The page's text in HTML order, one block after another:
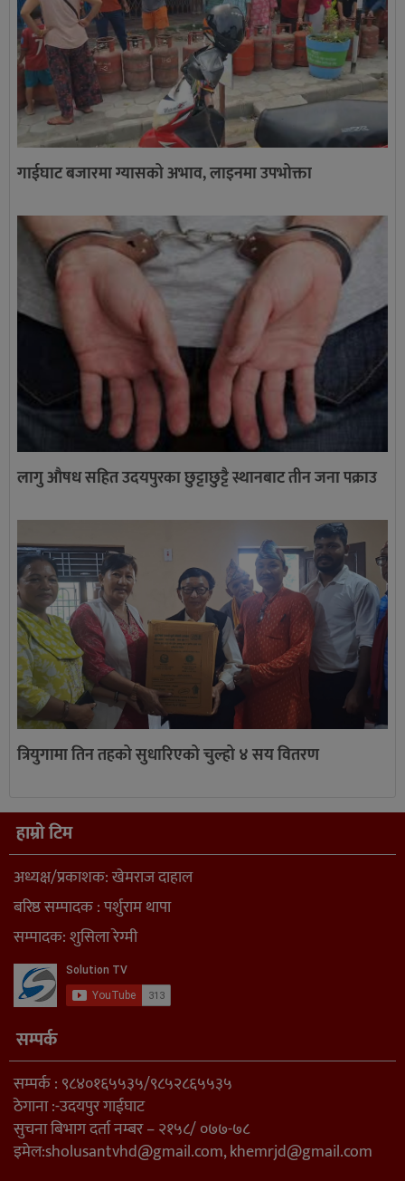
गाईघाट बजारमा ग्यासको अभाव, लाइनमा उपभोक्ता
लागु औषध सहित उदयपुरका छुट्टाछुट्टै स्थानबाट तीन जना पक्राउ
त्रियुगामा तिन तहको सुधारिएको चुल्हो ४ सय वितरण
हाम्रो टिम
अध्यक्ष/प्रकाशक: खेमराज दाहाल
बरिष्ठ सम्पादक : पर्शुराम थापा
सम्पादक: शुसिला रेग्मी
सम्पर्क
सम्पर्क : ९८४०१६५५३५/९८५२८६५५३५
ठेगाना :-उदयपुर गाईघाट
सुचना बिभाग दर्ता नम्बर – २१५८/ ०७७-७८
इमेल:sholusantvhd@gmail.com,khemrjd@gmail.com